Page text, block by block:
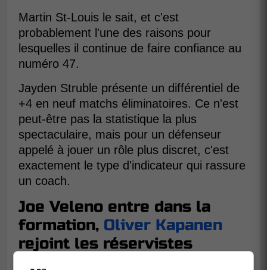
Martin St-Louis le sait, et c'est
probablement l'une des raisons pour
lesquelles il continue de faire confiance au
numéro 47.
Jayden Struble présente un différentiel de
+4 en neuf matchs éliminatoires. Ce n'est
peut-être pas la statistique la plus
spectaculaire, mais pour un défenseur
appelé à jouer un rôle plus discret, c'est
exactement le type d'indicateur qui rassure
un coach.
Joe Veleno entre dans la
formation, Oliver Kapanen
rejoint les réservistes